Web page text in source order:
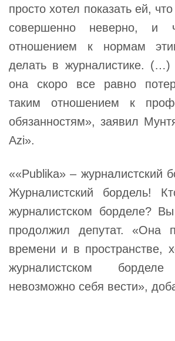
просто хотел показать ей,
совершенно неверно, и
отношением к нормам
делать в журналистике. (…)
она скоро все равно
таким отношением к
обязанностям», заявил
Azi».
««Publika» – журналистский
Журналистский бордель!
журналистском борделе?
продолжил депутат. «Она
времени и в пространстве,
журналистском
невозможно себя вести»,